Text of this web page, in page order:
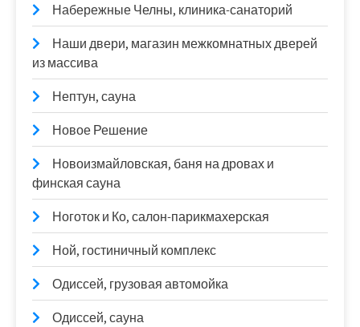
Набережные Челны, клиника-санаторий
Наши двери, магазин межкомнатных дверей
из массива
Нептун, сауна
Новое Решение
Новоизмайловская, баня на дровах и
финская сауна
Ноготок и Ко, салон-парикмахерская
Ной, гостиничный комплекс
Одиссей, грузовая автомойка
Одиссей, сауна